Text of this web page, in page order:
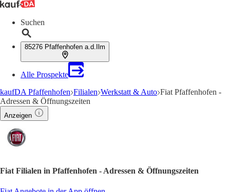
Suchen
85276 Pfaffenhofen a.d.Ilm
Alle Prospekte
kaufDA Pfaffenhofen Filialen Werkstatt & Auto Fiat Pfaffenhofen -
Adressen & Öffnungszeiten
Anzeigen
Fiat Filialen in Pfaffenhofen - Adressen & Öffnungszeiten